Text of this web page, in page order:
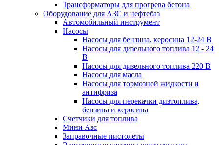
Трансформаторы для прогрева бетона
Оборудование для АЗС и нефтебаз
Автомобильный инструмент
Насосы
Насосы для бензина, керосина 12-24 В
Насосы для дизельного топлива 12 - 24
В
Насосы для дизельного топлива 220 В
Насосы для масла
Насосы для тормозной жидкости и
антифриза
Насосы для перекачки дизтоплива,
бензина и керосина
Счетчики для топлива
Мини Азс
Заправочные пистолеты